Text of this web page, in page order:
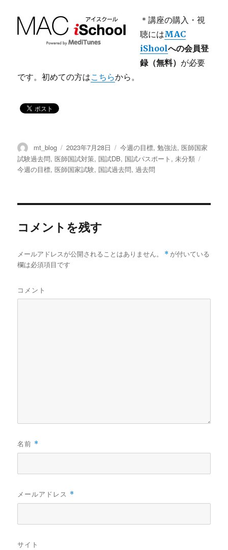
＊講座の購入・視
聴にはMAC
iShoolへの会員登
録（無料） が必要
です。初めての方はこちらから。
投
稿
者
mt_blog
投
稿
日:
2023年7月28日
カ
テ
ゴ
今週の目標,勉強法,医師国家
試験過去問,医師国試対策, 国試DB, 国試パスポート ,未分類
今週の目標,医師国家試験, 国試過去問,過去問
コメントを残す
メールアドレスが公開されることはありません。 * が付いている
欄は必須項目です
コメント
名前 *
メールアドレス *
サイト